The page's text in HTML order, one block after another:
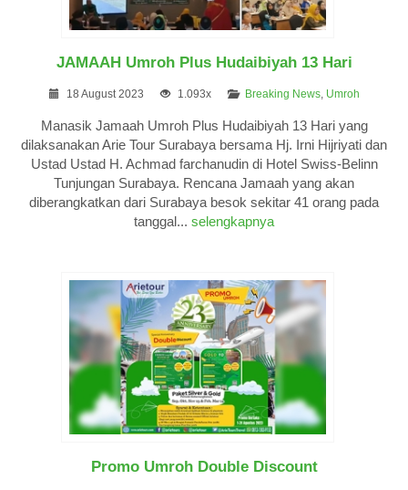
JAMAAH Umroh Plus Hudaibiyah 13 Hari
18 August 2023 1.093x Breaking News, Umroh
Manasik Jamaah Umroh Plus Hudaibiyah 13 Hari yang
dilaksanakan Arie Tour Surabaya bersama Hj. Irni Hijriyati dan
Ustad Ustad H. Achmad farchanudin di Hotel Swiss-Belinn
Tunjungan Surabaya. Rencana Jamaah yang akan
diberangkatkan dari Surabaya besok sekitar 41 orang pada
tanggal... selengkapnya
Promo Umroh Double Discount